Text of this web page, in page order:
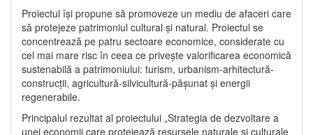
Proiectul își propune să promoveze un mediu de afaceri care
să protejeze patrimoniul cultural și natural. Proiectul se
concentrează pe patru sectoare economice, considerate cu
cel mai mare risc în ceea ce privește valorificarea economică
sustenabilă a patrimoniului: turism, urbanism-arhitectură-
construcții, agricultură-silvicultură-pășunat și energii
regenerabile.
Principalul rezultat al proiectului „Strategia de dezvoltare a
unei economii care protejează resursele naturale și culturale